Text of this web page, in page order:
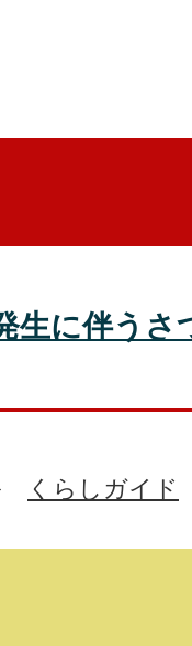
生に伴うさ
くらしガイド